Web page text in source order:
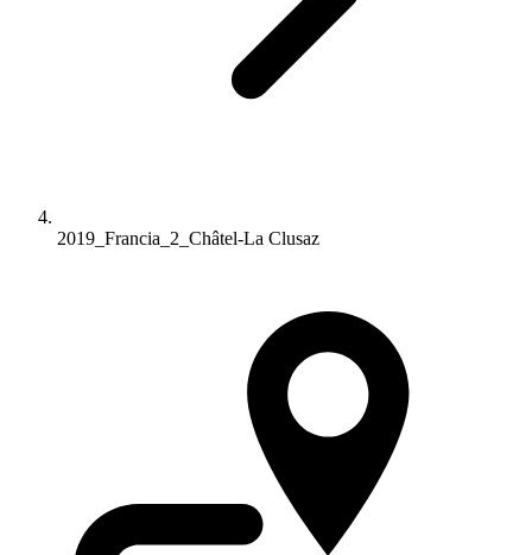
2019_Francia_2_Châtel-La Clusaz